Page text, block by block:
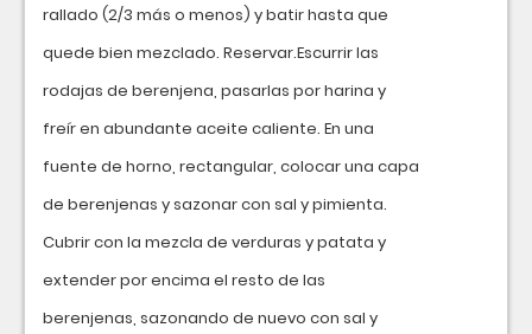
rallado (2/3 más o menos) y batir hasta que
quede bien mezclado. Reservar.Escurrir las
rodajas de berenjena, pasarlas por harina y
freír en abundante aceite caliente. En una
fuente de horno, rectangular, colocar una capa
de berenjenas y sazonar con sal y pimienta.
Cubrir con la mezcla de verduras y patata y
extender por encima el resto de las
berenjenas, sazonando de nuevo con sal y